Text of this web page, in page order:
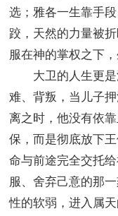
选；雅各一生靠手
跤，天然的力量被
服在神的掌权之下
大卫的人生更是
难、背叛，当儿子
离之时，他没有依
保，而是彻底放下
命与前途完全交托
服、舍弃己意的那
性的软弱，进入属